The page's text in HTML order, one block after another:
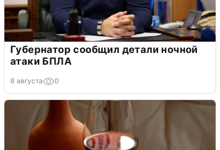
Губернатор сообщил детали ночной
атаки БПЛА
8 августа 0